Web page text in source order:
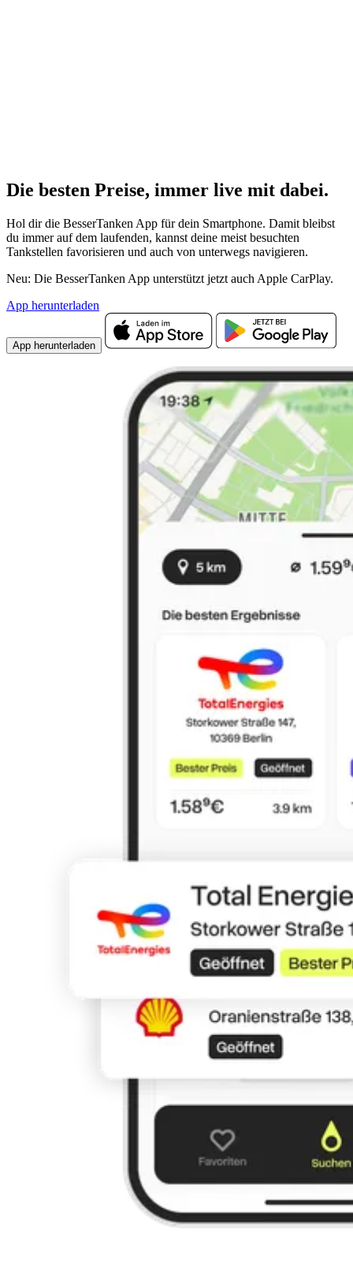
Die besten Preise, immer live mit dabei.
Hol dir die BesserTanken App für dein Smartphone. Damit bleibst
du immer auf dem laufenden, kannst deine meist besuchten
Tankstellen favorisieren und auch von unterwegs navigieren.
Neu: Die BesserTanken App unterstützt jetzt auch Apple CarPlay.
App herunterladen
App herunterladen